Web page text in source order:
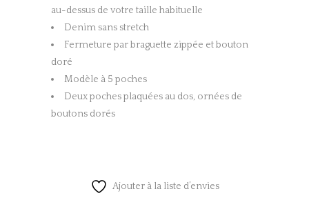
au-dessus de votre taille habituelle
Denim sans stretch
Fermeture par braguette zippée et bouton
doré
Modèle à 5 poches
Deux poches plaquées au dos, ornées de
boutons dorés
Ajouter à la liste d’envies